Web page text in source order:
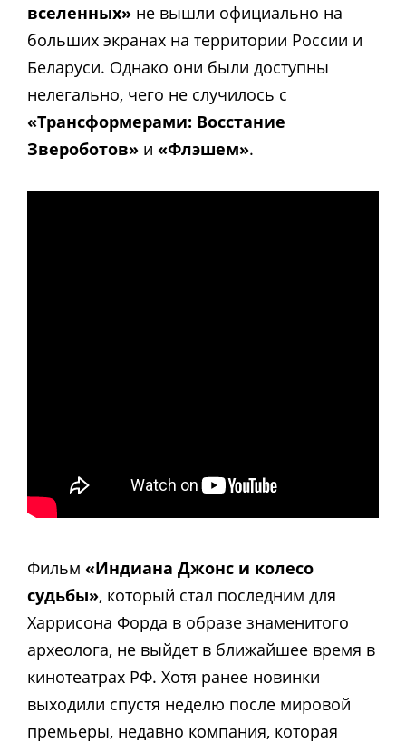
вселенных» не вышли официально на
больших экранах на территории России и
Беларуси. Однако они были доступны
нелегально, чего не случилось с
«Трансформерами: Восстание
Звероботов» и «Флэшем».
Фильм «Индиана Джонс и колесо
судьбы», который стал последним для
Харрисона Форда в образе знаменитого
археолога, не выйдет в ближайшее время в
кинотеатрах РФ. Хотя ранее новинки
выходили спустя неделю после мировой
премьеры, недавно компания, которая